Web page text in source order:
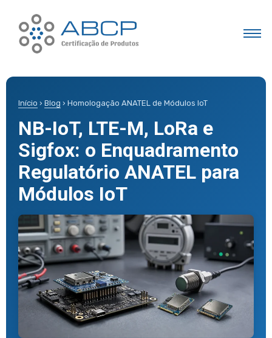
Início › Blog › Homologação ANATEL de Módulos IoT
NB-IoT, LTE-M, LoRa e
Sigfox: o Enquadramento
Regulatório ANATEL para
Módulos IoT